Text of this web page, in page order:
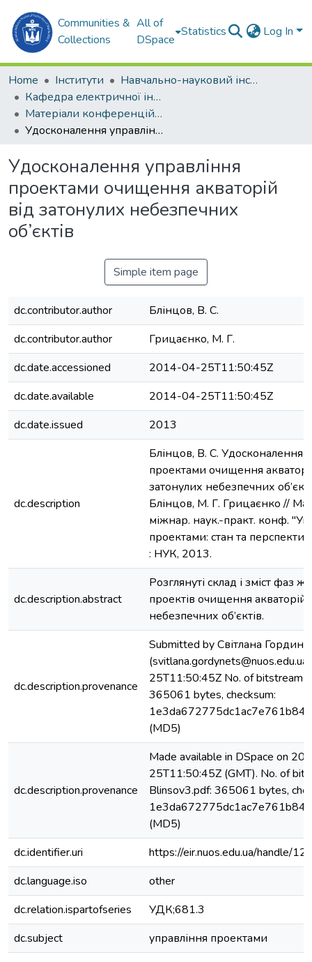
Communities &
Collections
All of
DSpace
Statistics Log In
Home Інститути
Навчально-науковий інститут автоматики та електротехніки (ННІАЕ)
Кафедра електричної інженерії суднових та роботизованих комплексів (ЕІС та РК)
Матеріали конференцій (ЕІС та РК)
Удосконалення управління проектами очищення акваторій від затонулих небезпечних об’єктів
Удосконалення управління
проектами очищення акваторій
від затонулих небезпечних
об’єктів
Simple item page
dc.contributor.author
Блінцов, В. С.
dc.contributor.author
Грицаєнко, М. Г.
dc.date.accessioned
2014-04-25T11:50:45Z
dc.date.available
2014-04-25T11:50:45Z
dc.date.issued
2013
dc.description
Блінцов, В. С. Удосконалення
проектами очищення
затонулих небезпечних
Блінцов, М. Г. Грицаєнко //
міжнар. наук.-практ. конф.
проектами: стан та
: НУК, 2013.
dc.description.abstract
Розглянуті склад і зміст фаз
проектів очищення акваторій
небезпечних об’єктів.
dc.description.provenance
Submitted by Світлана
25T11:50:45Z No. of
365061 bytes, checksum:
(MD5)
dc.description.provenance
Made available in DSpace on
25T11:50:45Z (GMT). No. of
Blinsov3.pdf: 365061 bytes,
(MD5)
dc.identifier.uri
https://eir.nuos.edu.ua/handle/
dc.language.iso
other
dc.relation.ispartofseries
УДК;681.3
dc.subject
управління проектами